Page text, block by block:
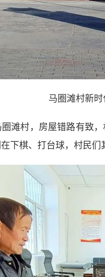
马圈滩村新
村，房屋错路有致，
下棋、打台球，村民们